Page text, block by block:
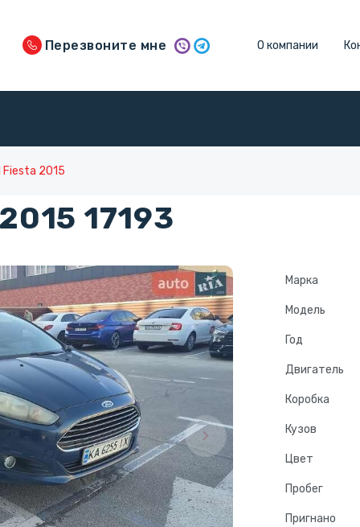
Перезвоните мне О компании
Fiesta 2015
17193
Марка
Модель
Год
Двигатель
Коробка
Кузов
Цвет
Пробег
Пригнано